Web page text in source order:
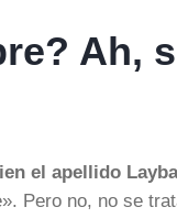
Ah,
el apellido
Pero no, no se